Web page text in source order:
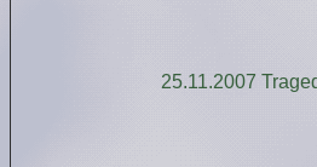
25.11.2007